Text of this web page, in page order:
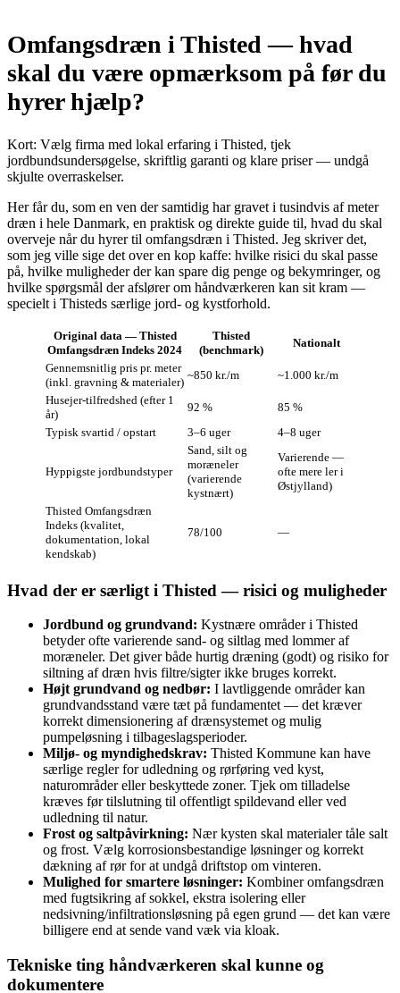
Omfangsdræn i Thisted — hvad
skal du være opmærksom på før du
hyrer hjælp?
Kort: Vælg firma med lokal erfaring i Thisted, tjek
jordbundsundersøgelse, skriftlig garanti og klare priser — undgå
skjulte overraskelser.
Her får du, som en ven der samtidig har gravet i tusindvis af meter
dræn i hele Danmark, en praktisk og direkte guide til, hvad du skal
overveje når du hyrer til omfangsdræn i Thisted. Jeg skriver det,
som jeg ville sige det over en kop kaffe: hvilke risici du skal passe
på, hvilke muligheder der kan spare dig penge og bekymringer, og
hvilke spørgsmål der afslører om håndværkeren kan sit kram —
specielt i Thisteds særlige jord- og kystforhold.
Original data — Thisted
Omfangsdræn Indeks 2024
Thisted
(benchmark)
Nationalt
Gennemsnitlig pris pr. meter
(inkl. gravning & materialer)
~850 kr./m
~1.000 kr./m
Husejer-tilfredshed (efter 1
år)
92 %
85 %
Typisk svartid / opstart
3–6 uger 4–8 uger
Hyppigste jordbundstyper
Sand, silt og
moræneler
(varierende
kystnært)
Varierende —
ofte mere ler i
Østjylland)
Thisted Omfangsdræn
Indeks (kvalitet,
dokumentation, lokal
kendskab)
78/100 —
Hvad der er særligt i Thisted — risici og muligheder
Jordbund og grundvand: Kystnære områder i Thisted
betyder ofte varierende sand- og siltlag med lommer af
moræneler. Det giver både hurtig dræning (godt) og risiko for
siltning af dræn hvis filtre/sigter ikke bruges korrekt.
Højt grundvand og nedbør: I lavtliggende områder kan
grundvandsstand være tæt på fundamentet — det kræver
korrekt dimensionering af drænsystemet og mulig
pumpeløsning i tilbageslagsperioder.
Miljø- og myndighedskrav: Thisted Kommune kan have
særlige regler for udledning og rørføring ved kyst,
naturområder eller beskyttede zoner. Tjek om tilladelse
kræves før tilslutning til offentligt spildevand eller ved
udledning til natur.
Frost og saltpåvirkning: Nær kysten skal materialer tåle salt
og frost. Vælg korrosionsbestandige løsninger og korrekt
dækning af rør for at undgå driftstop om vinteren.
Mulighed for smartere løsninger: Kombiner omfangsdræn
med fugtsikring af sokkel, ekstra isolering eller
nedsivning/infiltrationsløsning på egen grund — det kan være
billigere end at sende vand væk via kloak.
Tekniske ting håndværkeren skal kunne og
dokumentere